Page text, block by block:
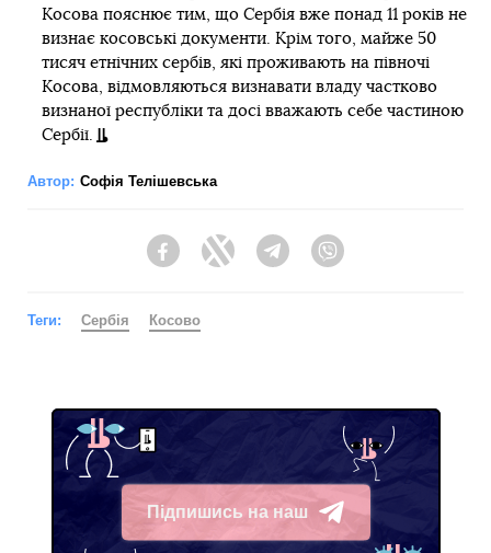
Косова пояснює тим, що Сербія вже понад 11 років не
визнає косовські документи. Крім того, майже 50
тисяч етнічних сербів, які проживають на півночі
Косова, відмовляються визнавати владу частково
визнаної республіки та досі вважають себе частиною
Сербії.
Автор: Софія Телішевська
FacebookTwitter Telegram
Теги: Сербія Косово
Підпишись на наш
Telegram